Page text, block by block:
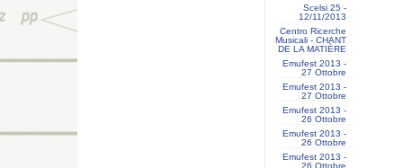
Scelsi 25 -
12/11/2013
Centro Ricerche
Musicali - CHANT
DE LA MATIÈRE
Emufest 2013 -
27 Ottobre
Emufest 2013 -
27 Ottobre
Emufest 2013 -
26 Ottobre
Emufest 2013 -
26 Ottobre
Emufest 2013 -
26 Ottobre